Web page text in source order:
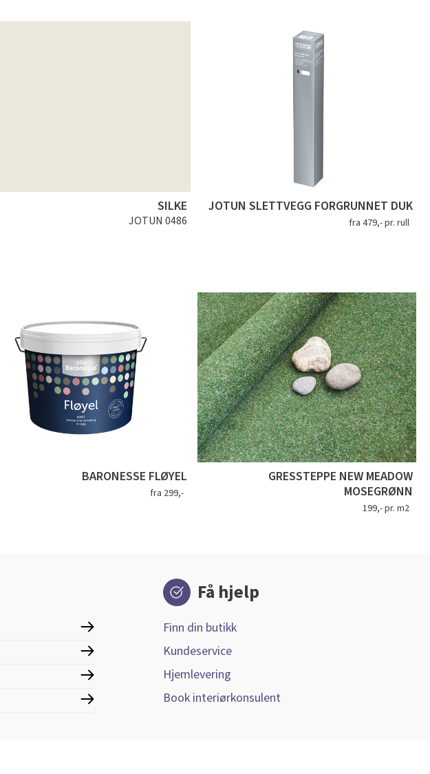
SILKE
JOTUN 0486
JOTUN SLETTVEGG FORGRUNNET DUK
fra 479,- pr. rull
BARONESSE FLØYEL
fra 299,-
GRESSTEPPE NEW MEADOW
MOSEGRØNN
199,- pr. m2
Få hjelp
Finn din butikk
Kundeservice
Hjemlevering
Book interiørkonsulent